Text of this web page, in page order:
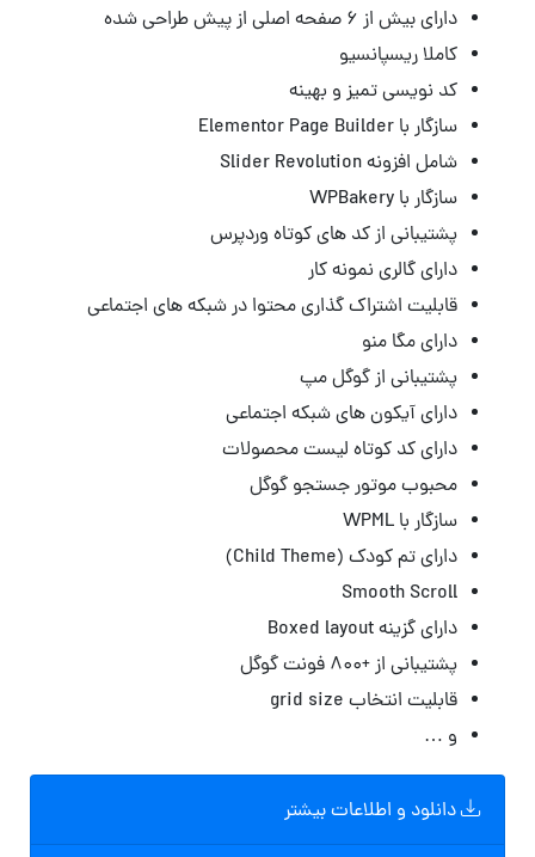
دارای بیش از ۶ صفحه اصلی از پیش طراحی شده
کاملا ریسپانسیو
کد نویسی تمیز و بهینه
سازگار با Elementor Page Builder
شامل افزونه Slider Revolution
سازگار با WPBakery
پشتیبانی از کد های کوتاه وردپرس
دارای گالری نمونه کار
قابلیت اشتراک گذاری محتوا در شبکه های اجتماعی
دارای مگا منو
پشتیبانی از گوگل مپ
دارای آیکون های شبکه اجتماعی
دارای کد کوتاه لیست محصولات
محبوب موتور جستجو گوگل
سازگار با WPML
دارای تم کودک (Child Theme)
Smooth Scroll
دارای گزینه Boxed layout
پشتیبانی از +۸۰۰ فونت گوگل
قابلیت انتخاب grid size
و …
دانلود و اطلاعات بیشتر